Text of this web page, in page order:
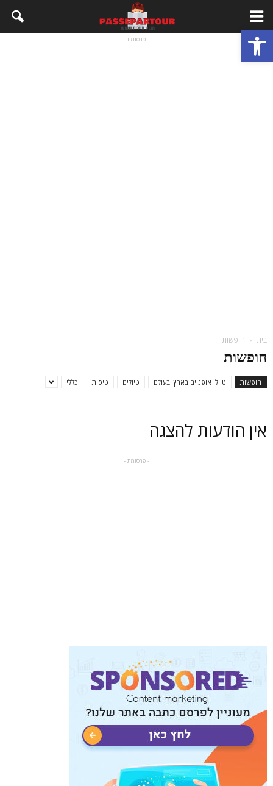
פתח סרגל נגישות - פרסומת -
בית חופשות
חופשות
חופשות טיולי אופניים בארץ ובעולם טיולים טיסות כללי
אין הודעות להצגה
- פרסומת -